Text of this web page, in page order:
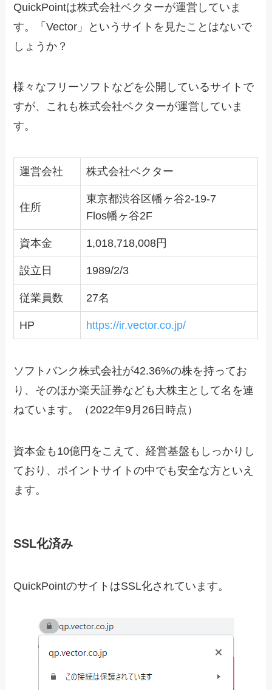
QuickPointは株式会社ベクターが運営していま
す。「Vector」というサイトを見たことはないで
しょうか？
様々なフリーソフトなどを公開しているサイトで
すが、これも株式会社ベクターが運営していま
す。
運営会社 株式会社ベクター
住所
東京都渋谷区幡ヶ谷2-19-7
Flos幡ヶ谷2F
資本金 1,018,718,008円
設立日 1989/2/3
従業員数 27名
HP https://ir.vector.co.jp/
ソフトバンク株式会社が42.36%の株を持ってお
り、そのほか楽天証券なども大株主として名を連
ねています。（2022年9月26日時点）
資本金も10億円をこえて、経営基盤もしっかりし
ており、ポイントサイトの中でも安全な方といえ
ます。
SSL化済み
QuickPointのサイトはSSL化されています。